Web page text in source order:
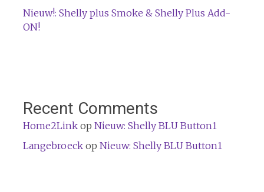
Nieuw!: Shelly plus Smoke & Shelly Plus Add-
ON!
Recent Comments
Home2Linkop Nieuw: Shelly BLU Button1
Langebroeckop Nieuw: Shelly BLU Button1